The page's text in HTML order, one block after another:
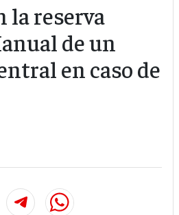
la reserva
de un
en caso de